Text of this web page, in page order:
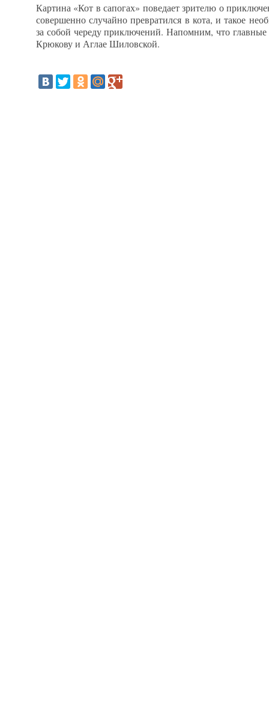
Картина «Кот в сапогах» поведает зрителю о
совершенно случайно превратился в кота, и такое
за собой череду приключений. Напомним, что
Крюкову и Аглае Шиловской.